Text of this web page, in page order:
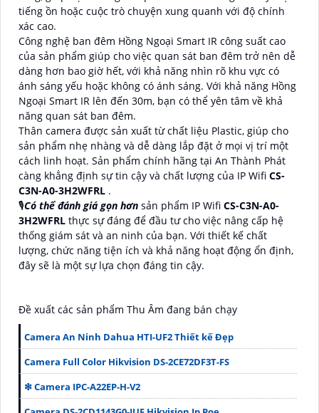
tiếng ồn hoặc cuộc trò chuyện xung quanh với độ chính
xác cao.
Công nghệ ban đêm Hồng Ngoại Smart IR công suất cao
của sản phẩm giúp cho việc quan sát ban đêm trở nên dễ
dàng hơn bao giờ hết, với khả năng nhìn rõ khu vực có
ánh sáng yếu hoặc không có ánh sáng. Với khả năng Hồng
Ngoại Smart IR lên đến 30m, bạn có thể yên tâm về khả
năng quan sát ban đêm.
Thân camera được sản xuất từ chất liệu Plastic, giúp cho
sản phẩm nhẹ nhàng và dễ dàng lắp đặt ở mọi vị trí một
cách linh hoạt. Sản phẩm chính hãng tại An Thành Phát
càng khẳng định sự tin cậy và chất lượng của IP Wifi CS-
C3N-A0-3H2WFRL .
🎙Có thể đánh giá gọn hơn sản phẩm IP Wifi CS-C3N-A0-
3H2WFRL thực sự đáng để đầu tư cho việc nâng cấp hệ
thống giám sát và an ninh của bạn. Với thiết kế chất
lượng, chức năng tiện ích và khả năng hoạt động ổn định,
đây sẽ là một sự lựa chọn đáng tin cậy.
Đề xuất các sản phẩm Thu Âm đang bán chạy
Camera An Ninh Dahua HTI-UF2 Thiết kế Đẹp
Camera Full Color Hikvision DS-2CE72DF3T-FS
❇ Camera IPC-A22EP-H-V2